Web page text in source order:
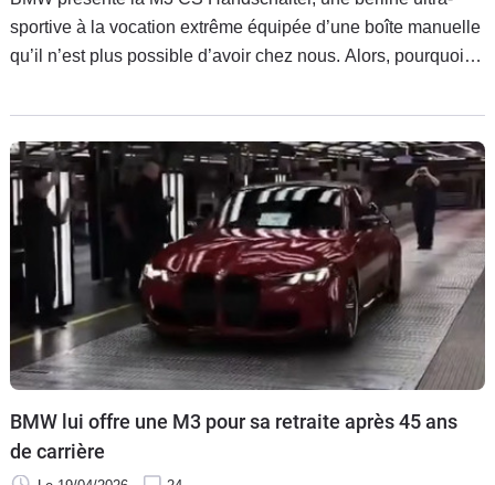
sportive à la vocation extrême équipée d’une boîte manuelle
qu’il n’est plus possible d’avoir chez nous. Alors, pourquoi la
transmission ? La réponse tient à une autre spécificité de sa
clientèle.
BMW lui offre une M3 pour sa retraite après 45 ans
de carrière